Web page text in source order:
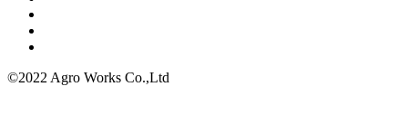
©2022 Agro Works Co.,Ltd